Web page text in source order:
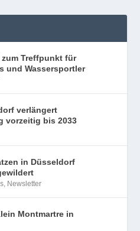
Treffpunkt für
und Wassersportler
verlängert
vorzeitig bis 2033
in Düsseldorf
, Newsletter
Montmartre in